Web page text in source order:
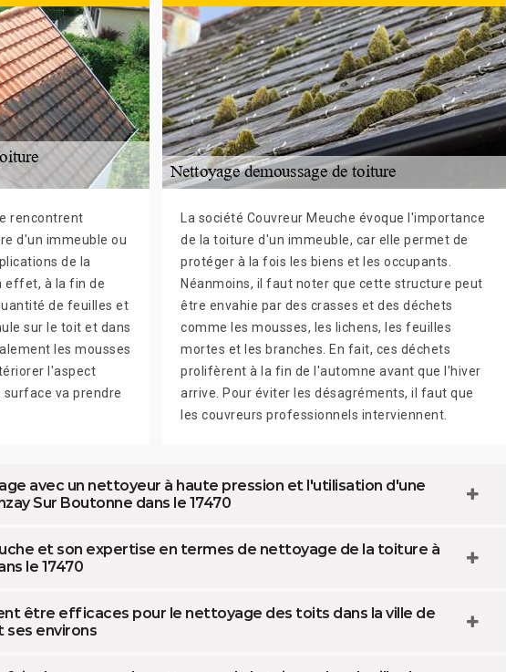
rencontrent
d'un immeuble ou
de la
effet, à la fin de
de feuilles et
sur le toit et dans
les mousses
l'aspect
va prendre
La société Couvreur Meuche évoque l'importance
de la toiture d'un immeuble, car elle permet de
protéger à la fois les biens et les occupants.
Néanmoins, il faut noter que cette structure peut
être envahie par des crasses et des déchets
comme les mousses, les lichens, les feuilles
mortes et les branches. En fait, ces déchets
prolifèrent à la fin de l'automne avant que l'hiver
arrive. Pour éviter les désagréments, il faut que
les couvreurs professionnels interviennent.
avec un nettoyeur à haute pression et l'utilisation d'une
Sur Boutonne dans le 17470
et son expertise en termes de nettoyage de la toiture à
le 17470
être efficaces pour le nettoyage des toits dans la ville de
ses environs